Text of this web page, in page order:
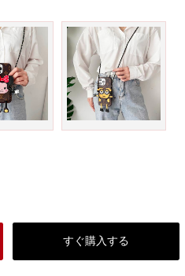
すぐ購入する